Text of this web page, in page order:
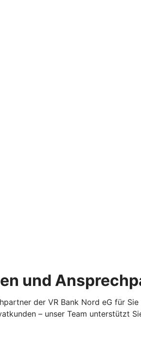
und
der VR Bank Nord eG für
– unser Team unterstützt